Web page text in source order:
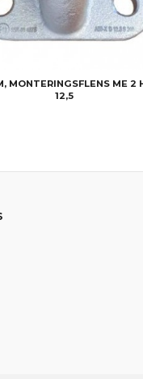
MONTERINGSFLENS ME 2
12,5